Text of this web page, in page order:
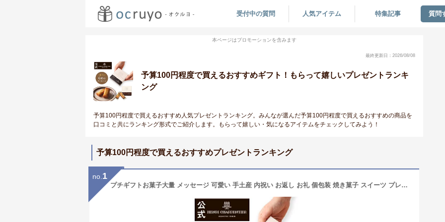
受付中の質問 人気アイテム 特集記事 質問
本ページはプロモーションを含みます
最終更新日：2026/08/08
予算100円程度で買えるおすすめギフト！もらって嬉しいプレゼントランキ
ング
予算100円程度で買えるおすすめ人気プレゼントランキング。みんなが選んだ予算100円程度で買えるおすすめの商品を
口コミと共にランキング形式でご紹介します。もらって嬉しい・気になるアイテムをチェックしてみよう！
予算100円程度で買えるおすすめプレゼントランキング
no. 1
プチギフトお菓子大量 メッセージ 可愛い 手土産 内祝い お返し お礼 個包装 焼き菓子 スイーツ プレゼント ギフト お配り 記念品 300円台HF-3EC フィナンシェ 2個入 ※オンラインショップ限定